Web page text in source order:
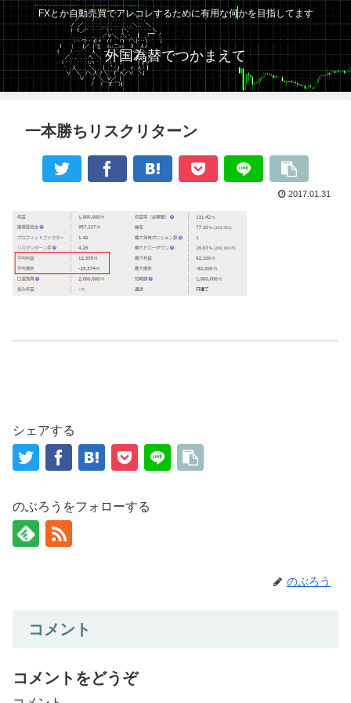
FXとか自動売買でアレコレするために有用な何かを目指してます
外国為替でつかまえて
一本勝ちリスクリターン
2017.01.31
シェアする
のぶろうをフォローする
のぶろう
コメント
コメントをどうぞ